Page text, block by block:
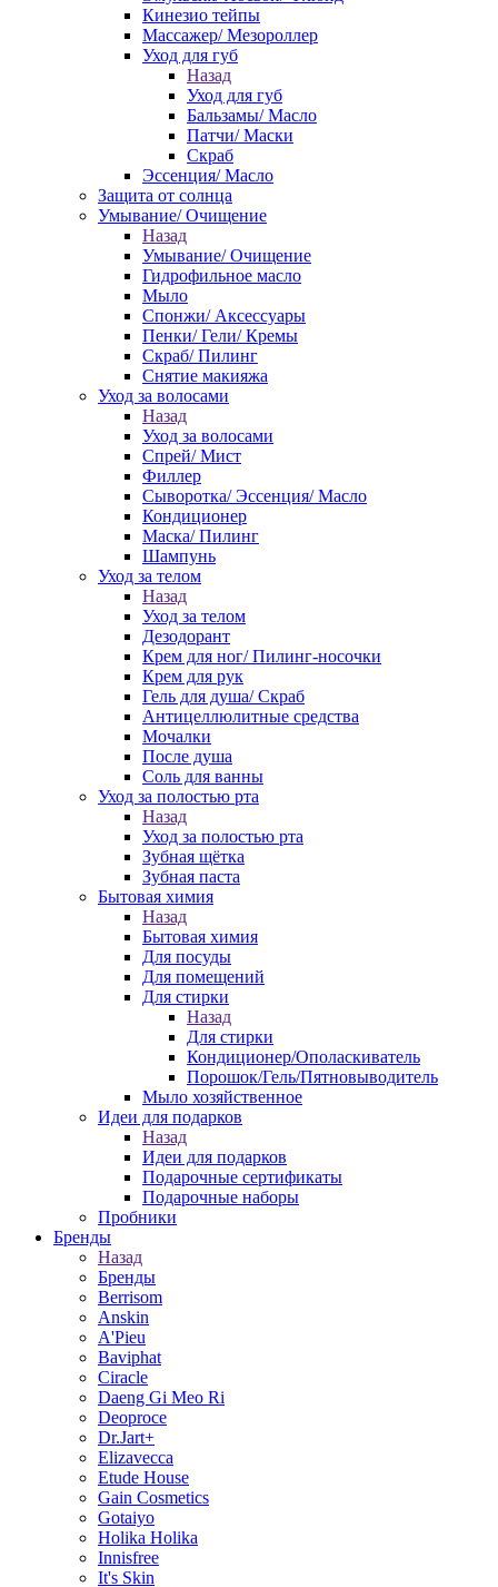
Кинезио тейпы
Массажер/ Мезороллер
Уход для губ
Назад
Уход для губ
Бальзамы/ Масло
Патчи/ Маски
Скраб
Эссенция/ Масло
Защита от солнца
Умывание/ Очищение
Назад
Умывание/ Очищение
Гидрофильное масло
Мыло
Спонжи/ Аксессуары
Пенки/ Гели/ Кремы
Скраб/ Пилинг
Снятие макияжа
Уход за волосами
Назад
Уход за волосами
Спрей/ Мист
Филлер
Сыворотка/ Эссенция/ Масло
Кондиционер
Маска/ Пилинг
Шампунь
Уход за телом
Назад
Уход за телом
Дезодорант
Крем для ног/ Пилинг-носочки
Крем для рук
Гель для душа/ Скраб
Антицеллюлитные средства
Мочалки
После душа
Соль для ванны
Уход за полостью рта
Назад
Уход за полостью рта
Зубная щётка
Зубная паста
Бытовая химия
Назад
Бытовая химия
Для посуды
Для помещений
Для стирки
Назад
Для стирки
Кондиционер/Ополаскиватель
Порошок/Гель/Пятновыводитель
Мыло хозяйственное
Идеи для подарков
Назад
Идеи для подарков
Подарочные сертификаты
Подарочные наборы
Пробники
Бренды
Назад
Бренды
Berrisom
Anskin
A'Pieu
Baviphat
Ciracle
Daeng Gi Meo Ri
Deoproce
Dr.Jart+
Elizavecca
Etude House
Gain Cosmetics
Gotaiyo
Holika Holika
Innisfree
It's Skin